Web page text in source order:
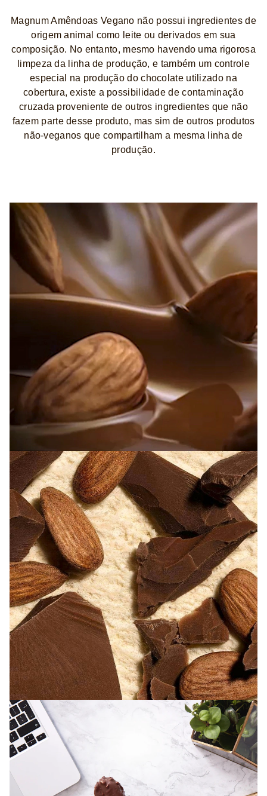
Magnum Amêndoas Vegano não possui ingredientes de
origem animal como leite ou derivados em sua
composição. No entanto, mesmo havendo uma rigorosa
limpeza da linha de produção, e também um controle
especial na produção do chocolate utilizado na
cobertura, existe a possibilidade de contaminação
cruzada proveniente de outros ingredientes que não
fazem parte desse produto, mas sim de outros produtos
não-veganos que compartilham a mesma linha de
produção.